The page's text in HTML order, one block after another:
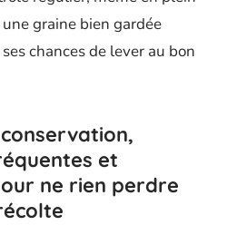
une graine bien gardée
chances de lever au bon
et
ne rien perdre